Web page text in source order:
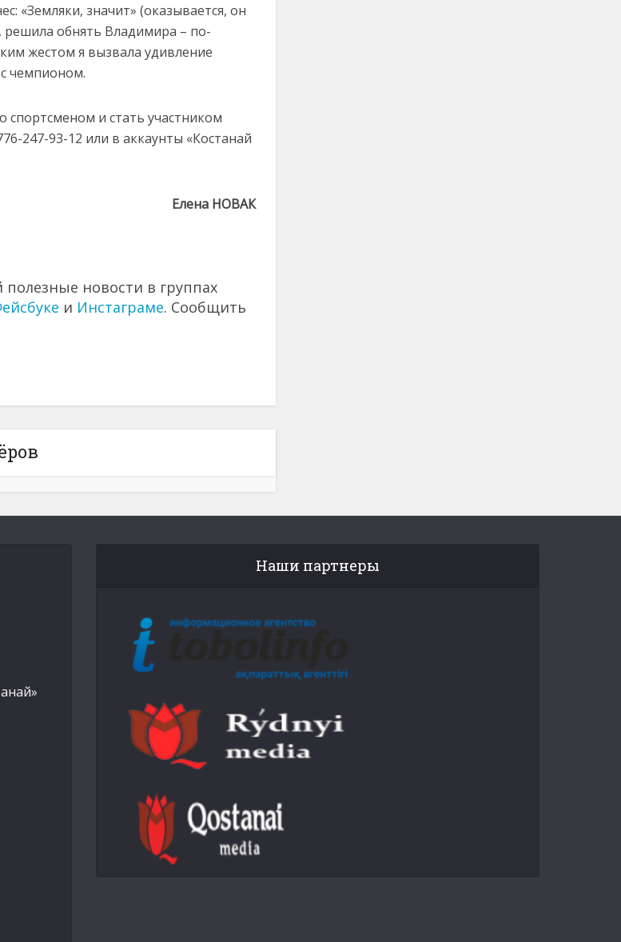
«Земляки, значит» (оказывается, он
решила обнять Владимира – по-
жестом я вызвала удивление
чемпионом.
спортсменом и стать участником
247-93-12 или в аккаунты «Костанай
Елена НОВАК
новости в группах
и Инстаграме. Сообщить
Наши партнеры